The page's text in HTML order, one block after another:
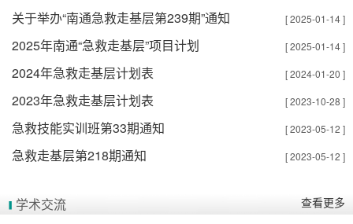
关于举办“南通急救走基层第239期”通知 [ 2025-01-14 ]
2025年南通“急救走基层”项目计划 [ 2025-01-14 ]
2024年急救走基层计划表 [ 2024-01-20 ]
2023年急救走基层计划表 [ 2023-10-28 ]
急救技能实训班第33期通知 [ 2023-05-12 ]
急救走基层第218期通知 [ 2023-05-12 ]
学术交流 查看更多